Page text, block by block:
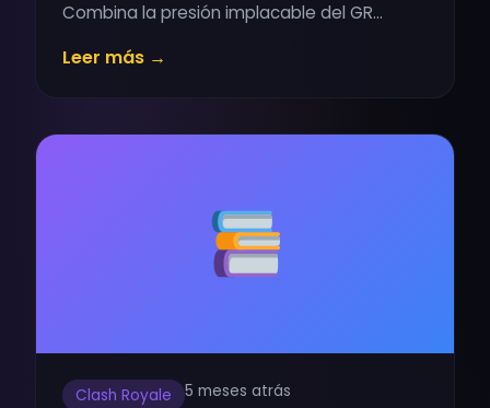
Combina la presión implacable del GR…
Leer más →
Clash Royale 5 meses atrás